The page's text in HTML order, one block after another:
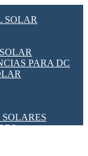
SOLAR
PARA DC